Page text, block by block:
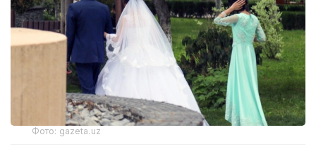
Фото: gazeta.uz